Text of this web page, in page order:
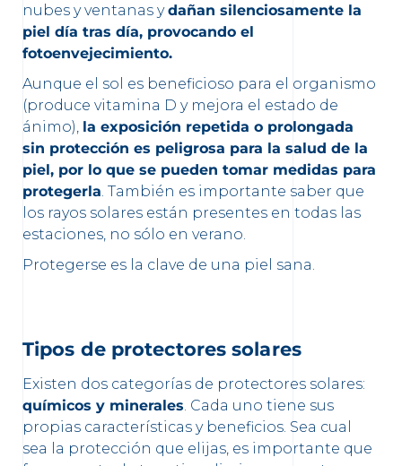
nubes y ventanas ydañan silenciosamente la
piel día tras día, provocando el
fotoenvejecimiento.
Aunque el sol es beneficioso para el organismo
(produce vitamina D y mejora el estado de
ánimo), la exposición repetida o prolongada
sin protección es peligrosa para la salud de la
piel, por lo que se pueden tomar medidas para
protegerla. También es importante saber que
los rayos solares están presentes en todas las
estaciones, no sólo en verano.
Protegerse es la clave de una piel sana.
Tipos de protectores solares
Existen dos categorías de protectores solares:
químicos y minerales. Cada uno tiene sus
propias características y beneficios. Sea cual
sea la protección que elijas, es importante que